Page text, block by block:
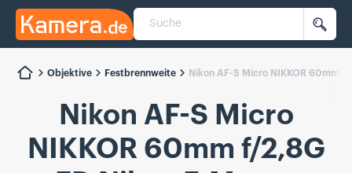
Kamera.de
Suche
Objektive Festbrennweite Nikon AF-S Micro NIKKOR 60mm f/
Nikon AF-S Micro
NIKKOR 60mm f/2,8G